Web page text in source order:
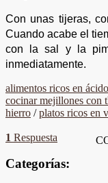
Con unas tijeras,
Cuando acabe el
con la sal y la
inmediatamente.
alimentos ricos en
cocinar mejillones con
hierro /platos ricos en
1 Respuesta
Categorías: